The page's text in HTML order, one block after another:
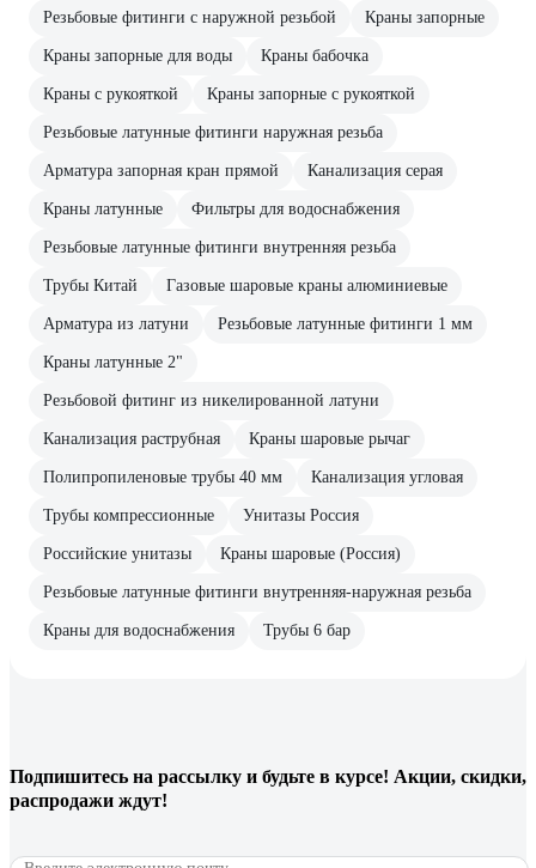
Резьбовые фитинги с наружной резьбой Краны запорные
Краны запорные для воды Краны бабочка
Краны с рукояткой Краны запорные с рукояткой
Резьбовые латунные фитинги наружная резьба
Арматура запорная кран прямой Канализация серая
Краны латунные Фильтры для водоснабжения
Резьбовые латунные фитинги внутренняя резьба
Трубы Китай Газовые шаровые краны алюминиевые
Арматура из латуни Резьбовые латунные фитинги 1 мм
Краны латунные 2"
Резьбовой фитинг из никелированной латуни
Канализация раструбная Краны шаровые рычаг
Полипропиленовые трубы 40 мм Канализация угловая
Трубы компрессионные Унитазы Россия
Российские унитазы Краны шаровые (Россия)
Резьбовые латунные фитинги внутренняя-наружная резьба
Краны для водоснабжения Трубы 6 бар
Подпишитесь на рассылку и будьте в курсе! Акции, скидки,
распродажи ждут!